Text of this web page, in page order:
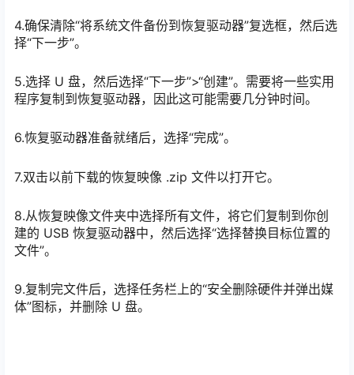
4.确保清除“将系统文件备份到恢复驱动器”复选框，然后选
择“下一步”。
5.选择 U 盘，然后选择“下一步”>“创建”。需要将一些实用
程序复制到恢复驱动器，因此这可能需要几分钟时间。
6.恢复驱动器准备就绪后，选择“完成”。
7.双击以前下载的恢复映像 .zip 文件以打开它。
8.从恢复映像文件夹中选择所有文件，将它们复制到你创
建的 USB 恢复驱动器中，然后选择“选择替换目标位置的
文件”。
9.复制完文件后，选择任务栏上的“安全删除硬件并弹出媒
体”图标，并删除 U 盘。